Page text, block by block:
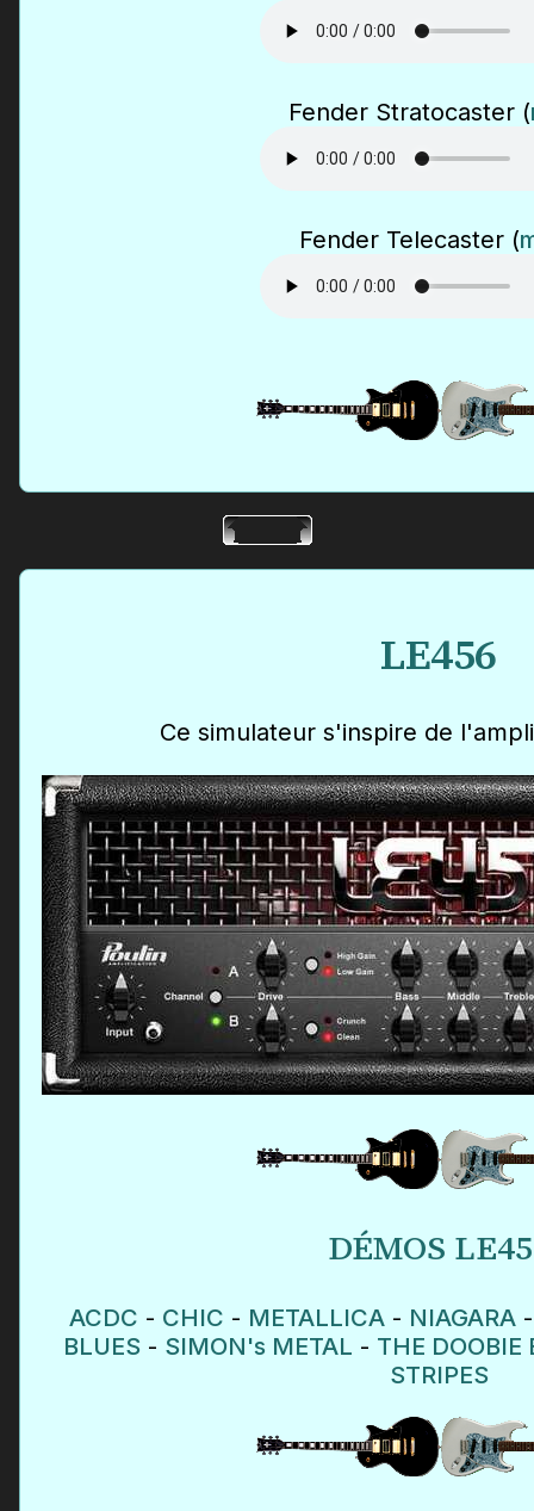
Fender Stratocaster (
Fender Telecaster (
LE456
Ce simulateur s'inspire de
DÉMOS
ACDC - CHIC - METALLICA - NIAGARA
BLUES - SIMON's METAL - THE DOOBIE
STRIPES